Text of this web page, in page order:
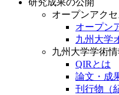
オープンアクセ
オープン
九州大学
九州大学学術情
QIRとは
論文・成
刊行物（